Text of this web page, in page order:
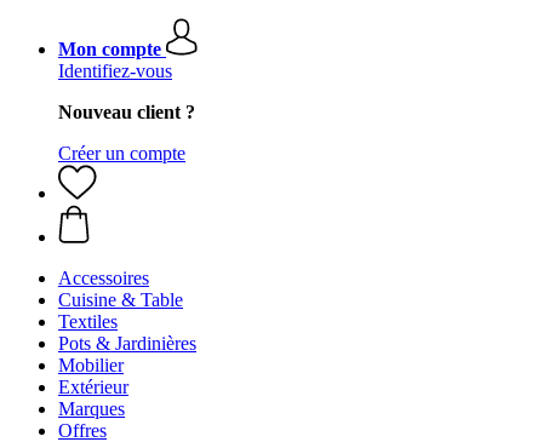
Mon compte
Identifiez-vous
Nouveau client ?
Créer un compte
Accessoires
Cuisine & Table
Textiles
Pots & Jardinières
Mobilier
Extérieur
Marques
Offres